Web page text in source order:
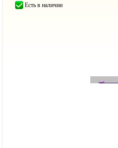
Есть в наличии